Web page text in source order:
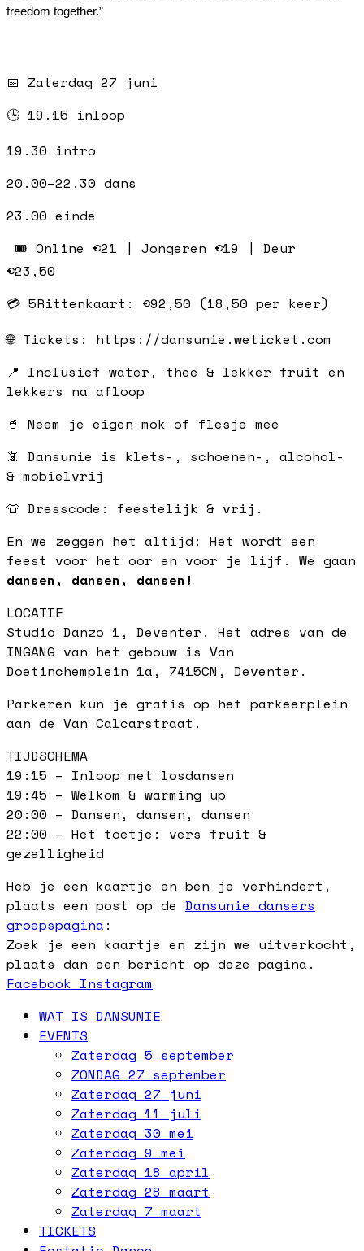
freedom together.”
📅 Zaterdag 27 juni
🕒 19.15 inloop
19.30 intro
20.00–22.30 dans
23.00 einde
🎟️ Online €21 | Jongeren €19 | Deur
€23,50
💳 5Rittenkaart: €92,50 (18,50 per keer)
🌐 Tickets: https://dansunie.weticket.com
📍 Inclusief water, thee & lekker fruit en
lekkers na afloop
🥤 Neem je eigen mok of flesje mee
📵 Dansunie is klets-, schoenen-, alcohol-
& mobielvrij
👕 Dresscode: feestelijk & vrij.
En we zeggen het altijd: Het wordt een
feest voor het oor en voor je lijf. We gaan
dansen, dansen, dansen!
LOCATIE
Studio Danzo 1, Deventer. Het adres van de
INGANG van het gebouw is Van
Doetinchemplein 1a, 7415CN, Deventer.
Parkeren kun je gratis op het parkeerplein
aan de Van Calcarstraat.
TIJDSCHEMA
19:15 – Inloop met losdansen
19:45 – Welkom & warming up
20:00 – Dansen, dansen, dansen
22:00 – Het toetje: vers fruit &
gezelligheid
Heb je een kaartje en ben je verhindert,
plaats een post op de Dansunie dansers
groepspagina :
Zoek je een kaartje en zijn we uitverkocht,
plaats dan een bericht op deze pagina.
Facebook Instagram
WAT IS DANSUNIE
EVENTS
Zaterdag 5 september
ZONDAG 27 september
Zaterdag 27 juni
Zaterdag 11 juli
Zaterdag 30 mei
Zaterdag 9 mei
Zaterdag 18 april
Zaterdag 28 maart
Zaterdag 7 maart
TICKETS